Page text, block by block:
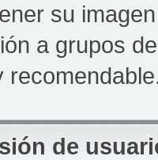
su
a grupos
de